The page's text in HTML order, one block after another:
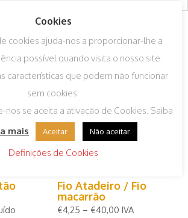
Relacionados
Fio Atadeiro / Fio
macarrão
€4,25 – €40,00 IVA
Cookies
cookies ajuda-nos a proporcionar-lhe a
possível quando visita o nosso site.
características que podem não funcionar
sem cookies.
nos se aceita a ativação de Cookies. Saiba
mais Aceitar Não aceitar
Definições de Cookies